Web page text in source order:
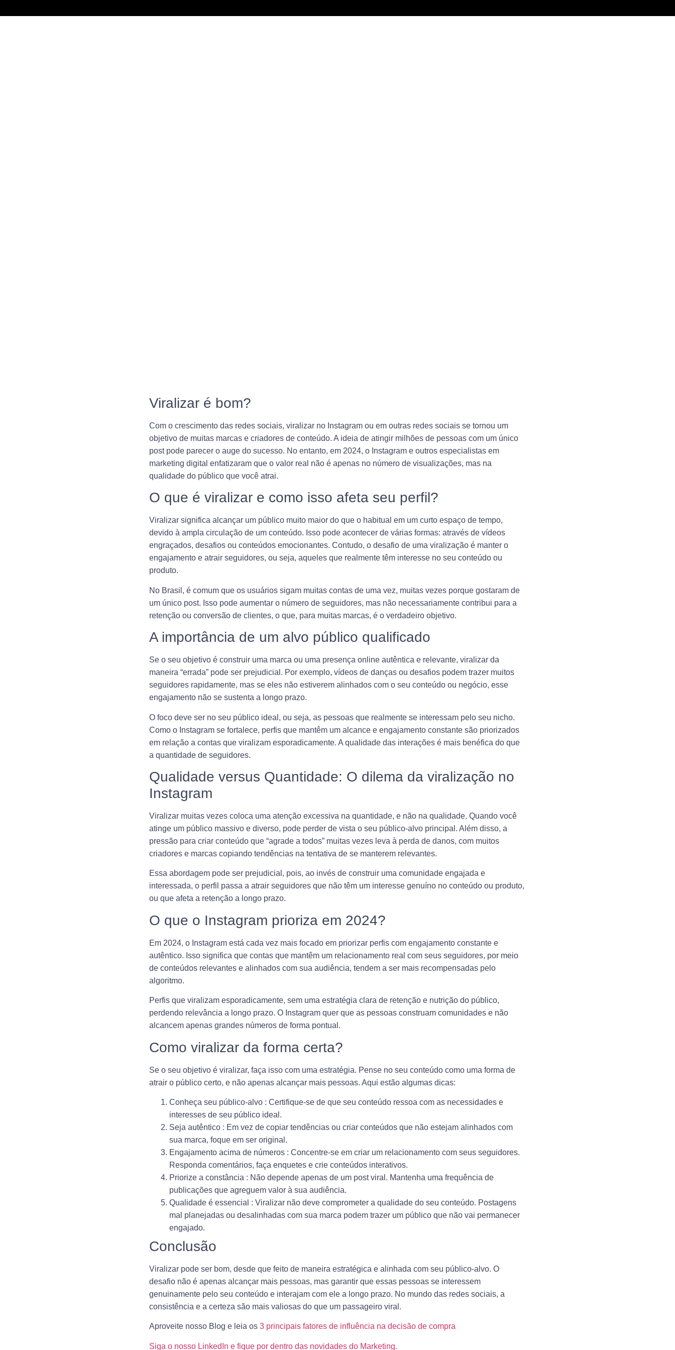
Viralizar é bom?
Com o crescimento das redes sociais, viralizar no Instagram ou em outras redes sociais se tornou um
objetivo de muitas marcas e criadores de conteúdo. A ideia de atingir milhões de pessoas com um único
post pode parecer o auge do sucesso. No entanto, em 2024, o Instagram e outros especialistas em
marketing digital enfatizaram que o valor real não é apenas no número de visualizações, mas na
qualidade do público que você atrai.
O que é viralizar e como isso afeta seu perfil?
Viralizar significa alcançar um público muito maior do que o habitual em um curto espaço de tempo,
devido à ampla circulação de um conteúdo. Isso pode acontecer de várias formas: através de vídeos
engraçados, desafios ou conteúdos emocionantes. Contudo, o desafio de uma viralização é manter o
engajamento e atrair seguidores, ou seja, aqueles que realmente têm interesse no seu conteúdo ou
produto.
No Brasil, é comum que os usuários sigam muitas contas de uma vez, muitas vezes porque gostaram de
um único post. Isso pode aumentar o número de seguidores, mas não necessariamente contribui para a
retenção ou conversão de clientes, o que, para muitas marcas, é o verdadeiro objetivo.
A importância de um alvo público qualificado
Se o seu objetivo é construir uma marca ou uma presença online autêntica e relevante, viralizar da
maneira “errada” pode ser prejudicial. Por exemplo, vídeos de danças ou desafios podem trazer muitos
seguidores rapidamente, mas se eles não estiverem alinhados com o seu conteúdo ou negócio, esse
engajamento não se sustenta a longo prazo.
O foco deve ser no seu público ideal, ou seja, as pessoas que realmente se interessam pelo seu nicho.
Como o Instagram se fortalece, perfis que mantêm um alcance e engajamento constante são priorizados
em relação a contas que viralizam esporadicamente. A qualidade das interações é mais benéfica do que
a quantidade de seguidores.
Qualidade versus Quantidade: O dilema da viralização no
Instagram
Viralizar muitas vezes coloca uma atenção excessiva na quantidade, e não na qualidade. Quando você
atinge um público massivo e diverso, pode perder de vista o seu público-alvo principal. Além disso, a
pressão para criar conteúdo que “agrade a todos” muitas vezes leva à perda de danos, com muitos
criadores e marcas copiando tendências na tentativa de se manterem relevantes.
Essa abordagem pode ser prejudicial, pois, ao invés de construir uma comunidade engajada e
interessada, o perfil passa a atrair seguidores que não têm um interesse genuíno no conteúdo ou produto,
ou que afeta a retenção a longo prazo.
O que o Instagram prioriza em 2024?
Em 2024, o Instagram está cada vez mais focado em priorizar perfis com engajamento constante e
autêntico. Isso significa que contas que mantêm um relacionamento real com seus seguidores, por meio
de conteúdos relevantes e alinhados com sua audiência, tendem a ser mais recompensadas pelo
algoritmo.
Perfis que viralizam esporadicamente, sem uma estratégia clara de retenção e nutrição do público,
perdendo relevância a longo prazo. O Instagram quer que as pessoas construam comunidades e não
alcancem apenas grandes números de forma pontual.
Como viralizar da forma certa?
Se o seu objetivo é viralizar, faça isso com uma estratégia. Pense no seu conteúdo como uma forma de
atrair o público certo, e não apenas alcançar mais pessoas. Aqui estão algumas dicas:
Conheça seu público-alvo : Certifique-se de que seu conteúdo ressoa com as necessidades e
interesses de seu público ideal.
Seja autêntico : Em vez de copiar tendências ou criar conteúdos que não estejam alinhados com
sua marca, foque em ser original.
Engajamento acima de números : Concentre-se em criar um relacionamento com seus seguidores.
Responda comentários, faça enquetes e crie conteúdos interativos.
Priorize a constância : Não depende apenas de um post viral. Mantenha uma frequência de
publicações que agreguem valor à sua audiência.
Qualidade é essencial : Viralizar não deve comprometer a qualidade do seu conteúdo. Postagens
mal planejadas ou desalinhadas com sua marca podem trazer um público que não vai permanecer
engajado.
Conclusão
Viralizar pode ser bom, desde que feito de maneira estratégica e alinhada com seu público-alvo. O
desafio não é apenas alcançar mais pessoas, mas garantir que essas pessoas se interessem
genuinamente pelo seu conteúdo e interajam com ele a longo prazo. No mundo das redes sociais, a
consistência e a certeza são mais valiosas do que um passageiro viral.
Aproveite nosso Blog e leia os 3 principais fatores de influência na decisão de compra
Siga o nosso LinkedIn e fique por dentro das novidades do Marketing.